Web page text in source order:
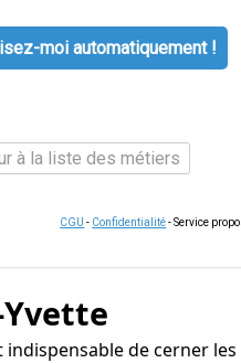
moi automatiquement !
à la liste des métiers
CGU - Confidentialité- Service
de cerner